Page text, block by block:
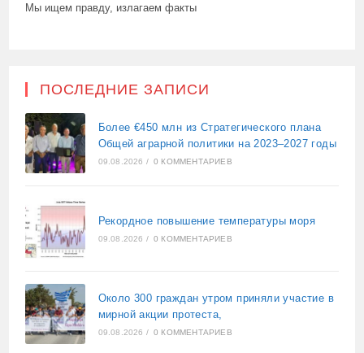
Мы ищем правду, излагаем факты
ПОСЛЕДНИЕ ЗАПИСИ
Более €450 млн из Стратегического плана
Общей аграрной политики на 2023–2027 годы
09.08.2026 / 0 КОММЕНТАРИЕВ
Рекордное повышение температуры моря
09.08.2026 / 0 КОММЕНТАРИЕВ
Около 300 граждан утром приняли участие в
мирной акции протеста,
09.08.2026 / 0 КОММЕНТАРИЕВ